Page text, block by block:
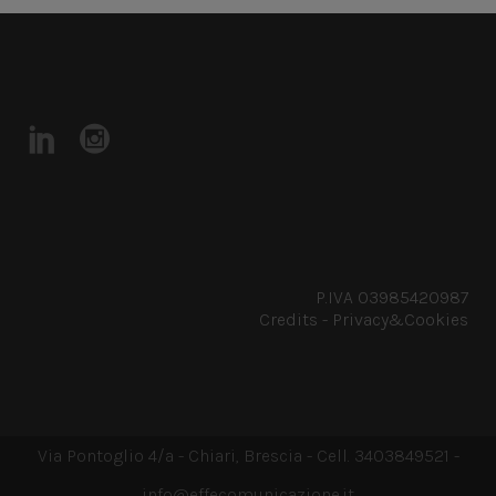
P.IVA 03985420987
Credits - Privacy&Cookies
Via Pontoglio 4/a - Chiari, Brescia - Cell. 3403849521 -